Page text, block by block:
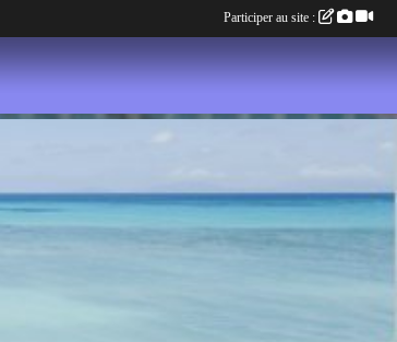
Participer au site :